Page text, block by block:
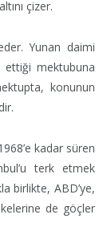
çizer.
Yunan daimi
ettiği mektubuna
konunun
kadar süren
terk etmek
birlikte, ABD’ye,
de göçler